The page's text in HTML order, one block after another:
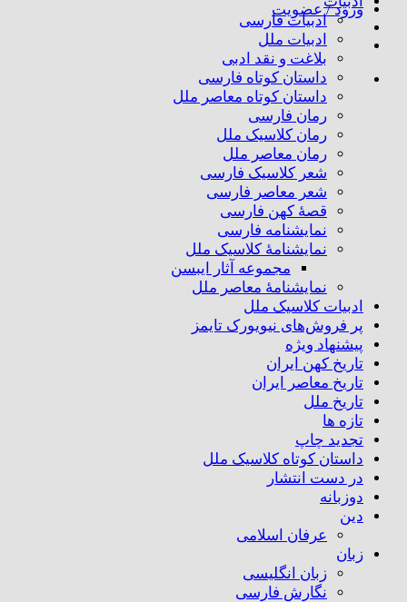
ورود / عضویت
ادبیات فارسی
ادبیات ملل
بلاغت و نقد ادبی
داستان کوتاه فارسی
داستان کوتاه معاصر ملل
رمان فارسی
رمان کلاسیک ملل
رمان معاصر ملل
شعر کلاسیک فارسی
شعر معاصر فارسی
قصهٔ کهن فارسی
نمایشنامه فارسی
نمایشنامهٔ کلاسیک ملل
مجموعه آثار ایبسن
نمایشنامهٔ معاصر ملل
ادبیات کلاسیک ملل
پر فروش‌های نیویورک تایمز
پیشنهاد ویژه
تاریخ کهن ایران
تاریخ معاصر ایران
تاریخ ملل
تازه ها
تجدید چاپ
داستان کوتاه کلاسیک ملل
در دست انتشار
دوزبانه
دین
عرفان اسلامی
زبان
زبان انگلیسی
نگارش فارسی